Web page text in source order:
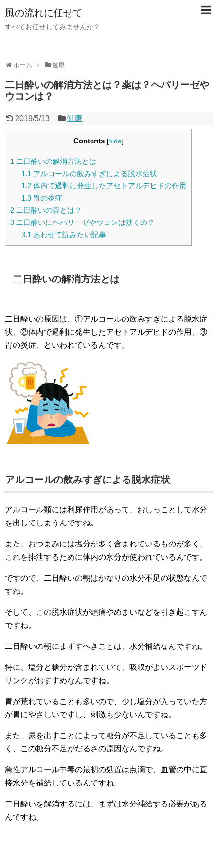
風の流れに任せて
すべてお任せしてみませんか？
ホーム 健康
二日酔いの解消方法とは？薬は？ヘパリーゼや
ウコンは？
2019/5/13 健康
Contents [hide]
1 二日酔いの解消方法とは
1.1 アルコールの飲みすぎによる脱水症状
1.2体内で過剰に発生したアセトアルデヒドの作用
1.3胃の炎症
2 二日酔いの薬とは？
3 二日酔いにヘパリーゼやウコンは効くの？
3.1 あわせて読みたい記事
二日酔いの解消方法とは
二日酔いの原因は、①アルコールの飲みすぎによる脱水症
状、②体内で過剰に発生したアセトアルデヒドの作用、③
胃の炎症、といわれているんです。
アルコールの飲みすぎによる脱水症状
アルコール類には利尿作用があって、おしっことして水分
を出してしまうんですね。
また、おつまみには塩分が多く含まれているものが多く、
これを排泄するために体内の水分が使われているんです。
ですので、二日酔いの朝はかなりの水分不足の状態なんで
すね。
そして、この脱水症状が頭痛やめまいなどを引き起こすん
ですね。
二日酔いの朝にまずすべきことは、水分補給なんですね。
特に、塩分と糖分が含まれていて、吸収がよいスポーツド
リンクがおすすめなんですね。
胃が荒れていることも多いので、少し塩分が入っていた方
が胃にやさしいですし、刺激も少ないんですね。
また、尿を出すことによって糖分が不足していることも多
く、この糖分不足がだるさの原因なんですね。
急性アルコール中毒の最初の処置は点滴で、血管の中に直
接水分を補給しているんですね。
二日酔いを解消するには、まずは水分補給する必要がある
んですね。